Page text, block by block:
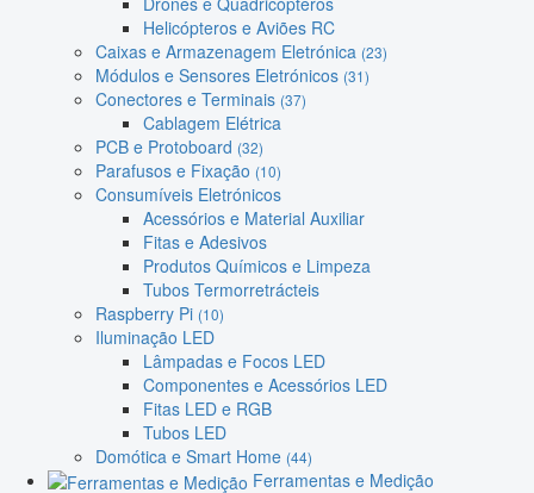
Helicópteros e Aviões RC
Caixas e Armazenagem Eletrónica (23)
Módulos e Sensores Eletrónicos (31)
Conectores e Terminais (37)
Cablagem Elétrica
PCB e Protoboard (32)
Parafusos e Fixação (10)
Consumíveis Eletrónicos
Acessórios e Material Auxiliar
Fitas e Adesivos
Produtos Químicos e Limpeza
Tubos Termorretrácteis
Raspberry Pi (10)
Iluminação LED
Lâmpadas e Focos LED
Componentes e Acessórios LED
Fitas LED e RGB
Tubos LED
Domótica e Smart Home (44)
Ferramentas e Medição